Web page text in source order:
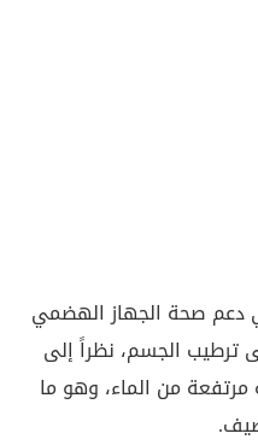
دعم صحة الجهاز الهضمي
ترطيب الجسم، نظراً إلى
من الماء، وهو ما